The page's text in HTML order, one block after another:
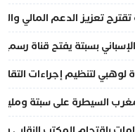
تقترح تعزيز الدعم المالي
بسبتة يفتح قناة
لوهبي لتنظيم إجراءات
السيطرة على سبتة